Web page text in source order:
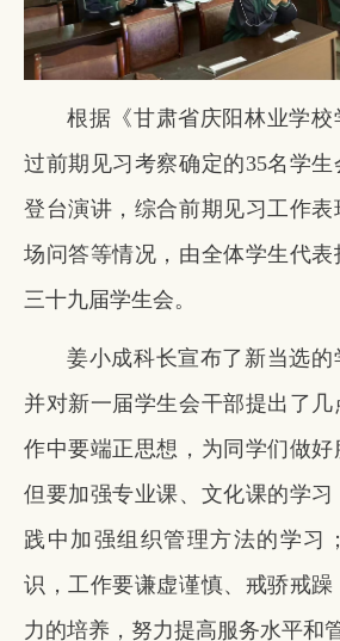
根据《甘肃省庆阳林业学
过前期见习考察确定的35名学
登台演讲，综合前期见习工作
场问答等情况，由全体学生代
三十九届学生会。
姜小成科长宣布了新当选的
并对新一届学生会干部提出了
作中要端正思想，为同学们做
但要加强专业课、文化课的学
践中加强组织管理方法的学习
识，工作要谦虚谨慎、戒骄戒
力的培养，努力提高服务水平和